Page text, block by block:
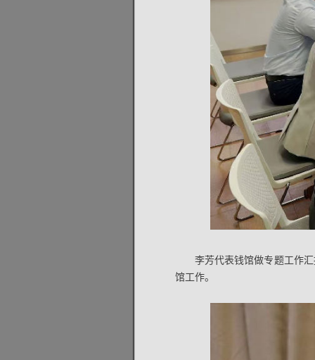
李芳代表钱馆做专题工作
馆工作。